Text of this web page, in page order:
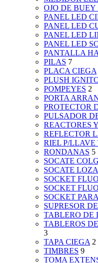
OJO DE BUEY
PANEL LED
PANEL LED
PANEL LED
PANEL LED
PANTALLA
PILAS 7
PLACA CIEGA
PLUSH
POMPEYES 2
PORTA
PROTECTOR
PULSADOR
REACTORES
REFLECTOR
RIEL P/LLAVE
RONDANAS 5
SOCATE
SOCATE LOZA
SOCKET
SOCKET
SOCKET
SUPRESOR
TABLERO DE
TABLEROS
3
TAPA CIEGA 2
TIMBRES 9
TOMA